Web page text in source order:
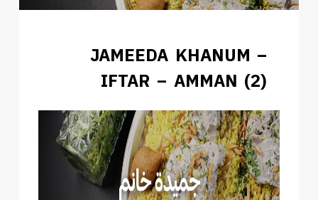
JAMEEDA KHANUM –
IFTAR – AMMAN (2)